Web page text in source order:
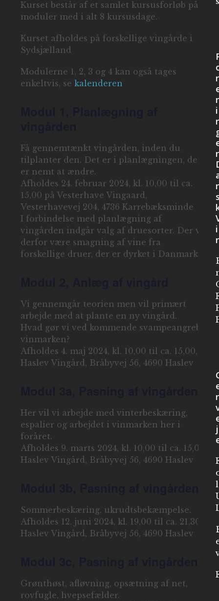
Kurset består af et samlet kursusforløb på 4
moduler med i alt 8 kursusdage.
Kurset afholdes på forskellige vingårde i
Sydsjælland
Modulerne 1, 2, 3 og 4 kan også tages
enkeltvis, sekalenderen
Få gennemtænkt vingården, inden du
tilplanter den. Det er i planlægningen, det
er nemt at ændre.
Afholdes 24. februar 2024, kl. 10,00 til ca.
15,00 på Vesterhave Vingaard,
Vesterhavevej 204, 4736 Karrebæksminde
I forbindelse med planlægning af
vingården indgår valg af druesorter. Der vil
derfor være smagning af vine fra
forskellige druer, der er dyrket i Danmark.
Vi gennemgår teorien men vil primært
arbejde med at plante en ny vingård.
Hvad gør vi ved kommende svampeangreb i
vinmarken?
Afholdes 4. maj 2024, kl. 10,00 til ca. 15,00,
Haslev Vingård, Bråbyvej 56, 4690 Haslev
Her vil vi arbejde med vinterbeskæring,
espalier og arbejdet i vinmarken her i
foråret.
Afholdes 9. marts 2024, kl. 10,00 til ca. 15,00,
Haslev Vingård, Bråbyvej 56, 4690 Haslev
Sommerbeskæring, ukrudtsbekæmpelse.
Afholdes 12. juni 2024, kl. 19,00 til ca. 21,30,
Haslev Vingård, Bråbyvej 56, 4690 Haslev
Grønthøst, afløvning, opsætning af net,
rovfugle, hvepsefælder.
r
i
i
j